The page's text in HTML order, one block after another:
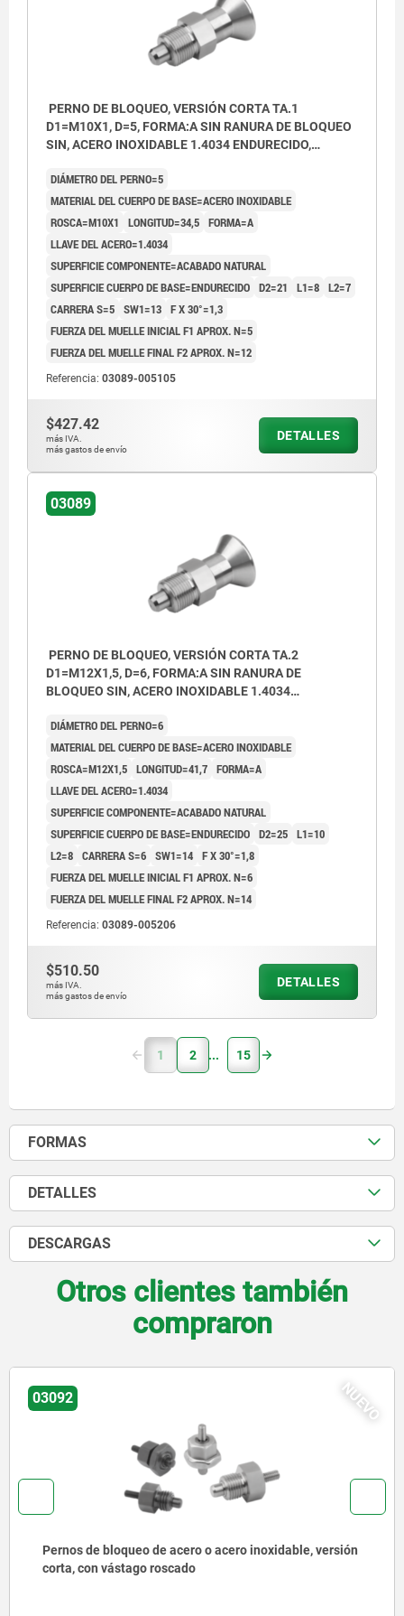
PERNO DE BLOQUEO, VERSIÓN CORTA TA.1
D1=M10X1, D=5, FORMA:A SIN RANURA DE BLOQUEO
SIN, ACERO INOXIDABLE 1.4034 ENDURECIDO,
NATURAL
DIÁMETRO DEL PERNO=5
MATERIAL DEL CUERPO DE BASE=ACERO INOXIDABLE
ROSCA=M10X1
LONGITUD=34,5 FORMA=A
LLAVE DEL ACERO=1.4034
SUPERFICIE COMPONENTE=ACABADO NATURAL
SUPERFICIE CUERPO DE BASE=ENDURECIDO D2=21 L1=8 L2=7
CARRERA S=5 SW1=13 F X 30°=1,3
FUERZA DEL MUELLE INICIAL F1 APROX. N=5
FUERZA DEL MUELLE FINAL F2 APROX. N=12
Referencia: 03089-005105
$427.42
más IVA.
más gastos de envío
DETALLES
03089
PERNO DE BLOQUEO, VERSIÓN CORTA TA.2
D1=M12X1,5, D=6, FORMA:A SIN RANURA DE
BLOQUEO SIN, ACERO INOXIDABLE 1.4034
ACABADO NATURAL
DIÁMETRO DEL PERNO=6
MATERIAL DEL CUERPO DE BASE=ACERO INOXIDABLE
ROSCA=M12X1,5 LONGITUD=41,7 FORMA=A
LLAVE DEL ACERO=1.4034
SUPERFICIE COMPONENTE=ACABADO NATURAL
SUPERFICIE CUERPO DE BASE=ENDURECIDO D2=25 L1=10
L2=8 CARRERA S=6 SW1=14 F X 30°=1,8
FUERZA DEL MUELLE INICIAL F1 APROX. N=6
FUERZA DEL MUELLE FINAL F2 APROX. N=14
Referencia: 03089-005206
$510.50
más IVA.
más gastos de envío
DETALLES
1 2 15
FORMAS
DETALLES
DESCARGAS
Otros clientes también
compraron
NUEVO
03096
Pernos de bloqueo de acero o acero inoxidable sin
collar con anilla de tracción de acero inoxidable